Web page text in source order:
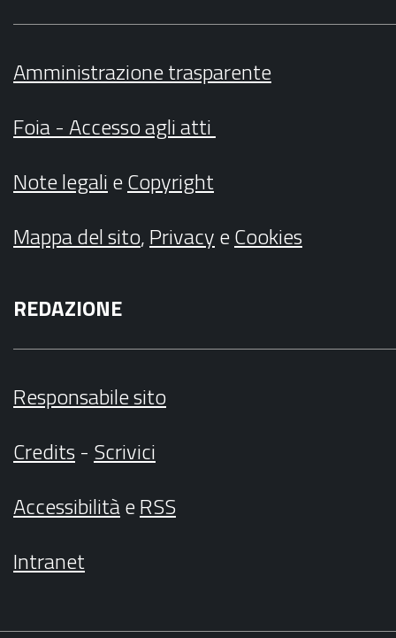
Amministrazione trasparente
Foia - Accesso agli atti
Note legalieCopyright
Mappa del sito,PrivacyeCookies
REDAZIONE
Responsabile sito
Credits- Scrivici
AccessibilitàeRSS
Intranet